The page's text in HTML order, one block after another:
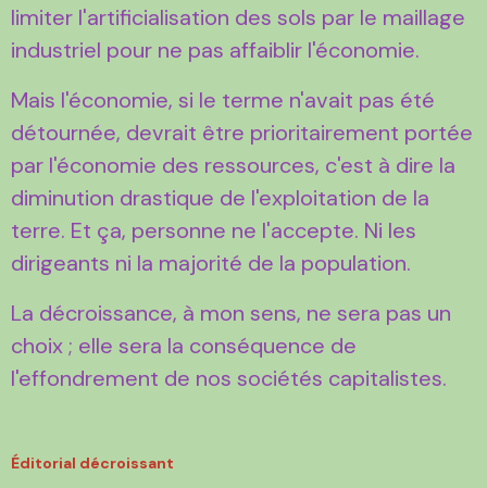
limiter l'artificialisation des sols par le maillage
industriel pour ne pas affaiblir l'économie.
Mais l'économie, si le terme n'avait pas été
détournée, devrait être prioritairement portée
par l'économie des ressources, c'est à dire la
diminution drastique de l'exploitation de la
terre. Et ça, personne ne l'accepte. Ni les
dirigeants ni la majorité de la population.
La décroissance, à mon sens, ne sera pas un
choix ; elle sera la conséquence de
l'effondrement de nos sociétés capitalistes.
Éditorial décroissant